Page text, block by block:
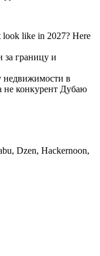
like in 2027? Here
за границу и
недвижимости в
конкурент Дубаю
Dzen, Hackernoon,